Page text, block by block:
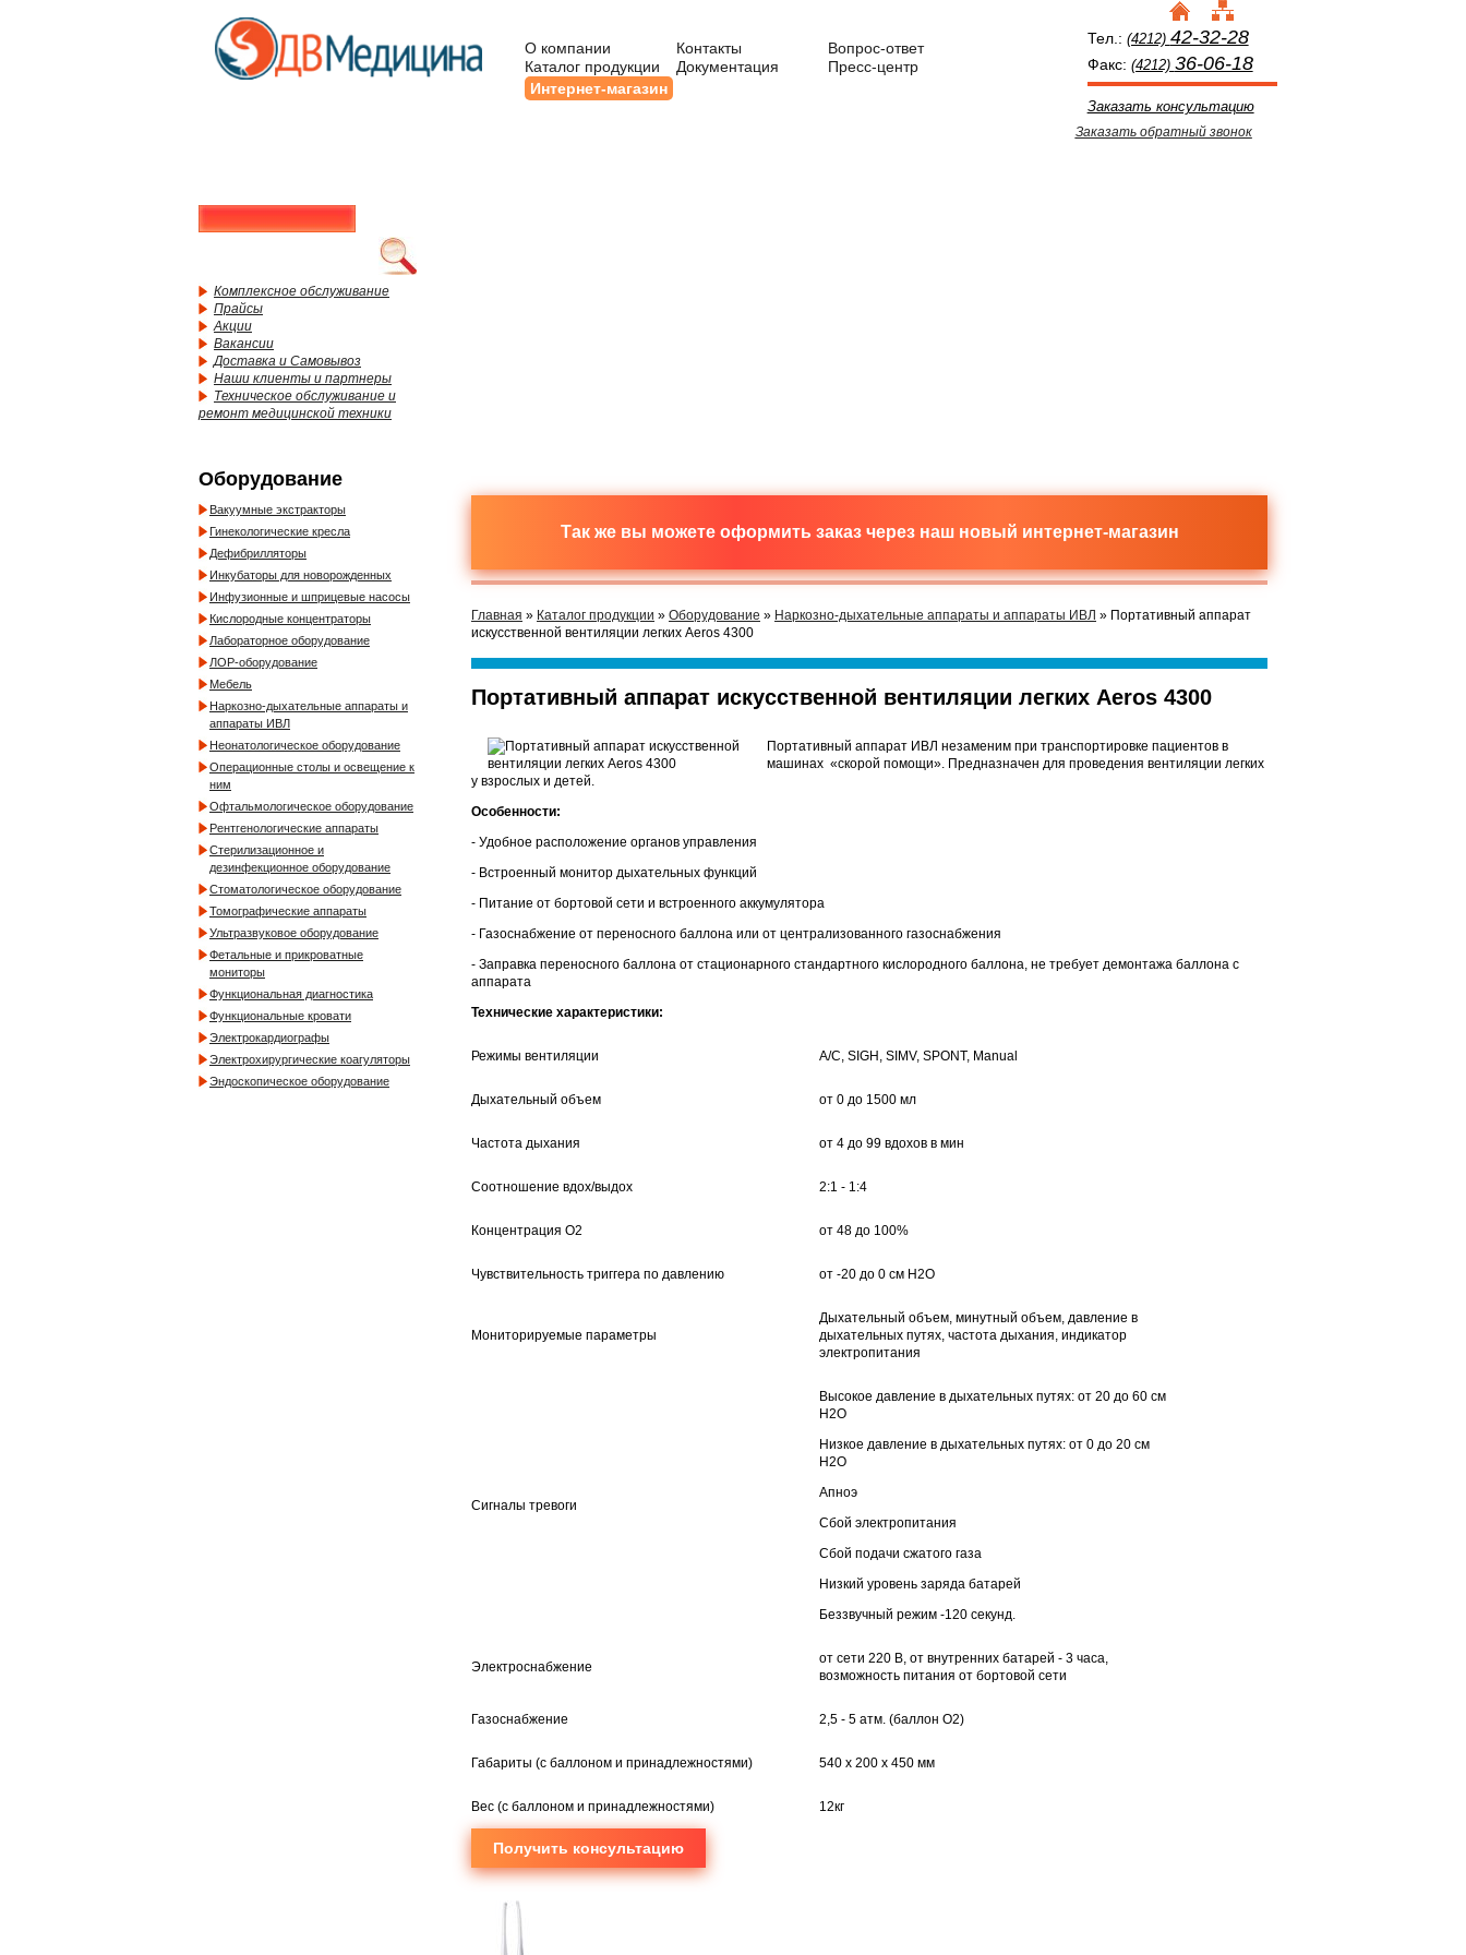
О компании Контакты
Вопрос-ответ
Каталог продукции
Документация
Пресс-центр
Интернет-магазин
Тел.: (4212) 42-32-28
Факс: (4212) 36-06-18
Заказать консультацию
Заказать обратный звонок
Комплексное обслуживание
Прайсы
Акции
Вакансии
Доставка и Самовывоз
Наши клиенты и партнеры
Техническое обслуживание и
ремонт медицинской техники
Оборудование
Вакуумные экстракторы
Гинекологические кресла
Дефибрилляторы
Инкубаторы для новорожденных
Инфузионные и шприцевые насосы
Кислородные концентраторы
Лабораторное оборудование
ЛОР-оборудование
Мебель
Наркозно-дыхательные аппараты и
аппараты ИВЛ
Неонатологическое оборудование
Операционные столы и освещение к
ним
Офтальмологическое оборудование
Рентгенологические аппараты
Стерилизационное и
дезинфекционное оборудование
Стоматологическое оборудование
Томографические аппараты
Ультразвуковое оборудование
Фетальные и прикроватные
мониторы
Функциональная диагностика
Функциональные кровати
Электрокардиографы
Электрохирургические коагуляторы
Эндоскопическое оборудование
Так же вы можете оформить заказ через наш новый интернет-магазин
Главная » Каталог продукции » Оборудование » Наркозно-дыхательные аппараты и аппараты ИВЛ » Портативный аппарат
искусственной вентиляции легких Aeros 4300
Портативный аппарат искусственной вентиляции легких Aeros 4300
Портативный аппарат ИВЛ незаменим при транспортировке пациентов в
машинах «скорой помощи». Предназначен для проведения вентиляции легких
у взрослых и детей.
Особенности:
- Удобное расположение органов управления
- Встроенный монитор дыхательных функций
- Питание от бортовой сети и встроенного аккумулятора
- Газоснабжение от переносного баллона или от централизованного газоснабжения
- Заправка переносного баллона от стационарного стандартного кислородного баллона, не требует демонтажа баллона с
аппарата
Технические характеристики:
Режимы вентиляции A/C, SIGH, SIMV, SPONT, Manual
Дыхательный объем от 0 до 1500 мл
Частота дыхания от 4 до 99 вдохов в мин
Соотношение вдох/выдох 2:1 - 1:4
Концентрация О2 от 48 до 100%
Чувствительность триггера по давлению от -20 до 0 см H2O
Мониторируемые параметры
Дыхательный объем, минутный объем, давление в
дыхательных путях, частота дыхания, индикатор
электропитания
Сигналы тревоги
Высокое давление в дыхательных путях: от 20 до 60 см
H2O
Низкое давление в дыхательных путях: от 0 до 20 см
H2O
Апноэ
Сбой электропитания
Сбой подачи сжатого газа
Низкий уровень заряда батарей
Беззвучный режим -120 секунд.
Электроснабжение
от сети 220 В, от внутренних батарей - 3 часа,
возможность питания от бортовой сети
Газоснабжение 2,5 - 5 атм. (баллон О2)
Габариты (с баллоном и принадлежностями) 540 x 200 x 450 мм
Вес (с баллоном и принадлежностями) 12кг
Получить консультацию